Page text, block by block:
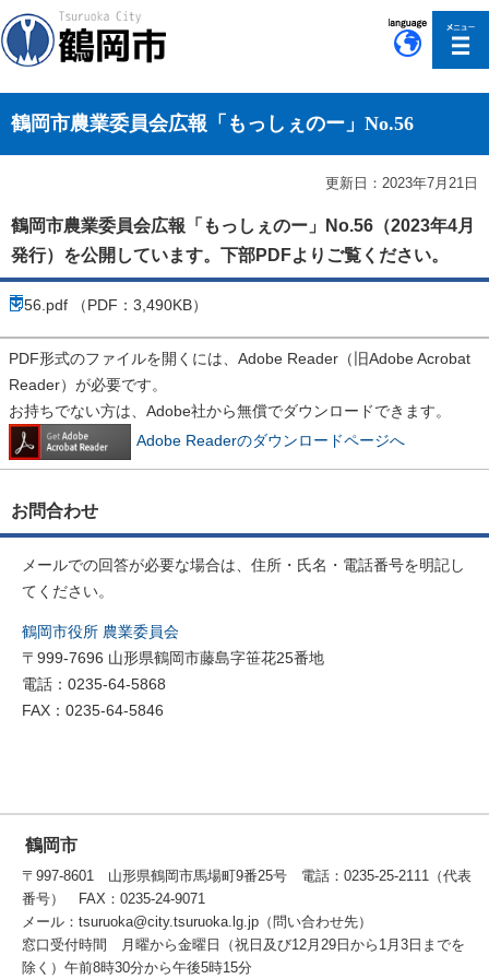
鶴岡市農業委員会広報「もっしぇのー」No.56
更新日：2023年7月21日
鶴岡市農業委員会広報「もっしぇのー」No.56（2023年4月
発行）を公開しています。下部PDFよりご覧ください。
56.pdf （PDF：3,490KB）
PDF形式のファイルを開くには、Adobe Reader（旧Adobe Acrobat
Reader）が必要です。
お持ちでない方は、Adobe社から無償でダウンロードできます。
Adobe Readerのダウンロードページへ
お問合わせ
メールでの回答が必要な場合は、住所・氏名・電話番号を明記し
てください。
鶴岡市役所 農業委員会
〒999-7696 山形県鶴岡市藤島字笹花25番地
電話：0235-64-5868
FAX：0235-64-5846
鶴岡市
〒997-8601 山形県鶴岡市馬場町9番25号 電話：0235-25-2111（代表
番号） FAX：0235-24-9071
メール：tsuruoka@city.tsuruoka.lg.jp（問い合わせ先）
窓口受付時間 月曜から金曜日（祝日及び12月29日から1月3日までを
除く）午前8時30分から午後5時15分